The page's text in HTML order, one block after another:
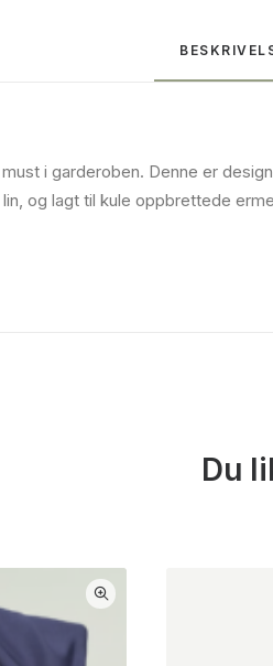
i garderoben. Denne er
og lagt til kule oppbrettede
Du